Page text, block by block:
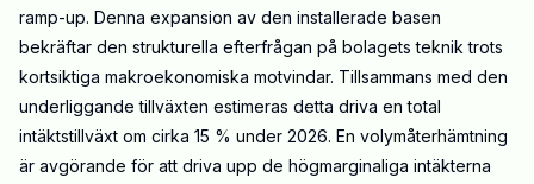
ramp-up. Denna expansion av den installerade basen
bekräftar den strukturella efterfrågan på bolagets teknik trots
kortsiktiga makroekonomiska motvindar. Tillsammans med den
underliggande tillväxten estimeras detta driva en total
intäktstillväxt om cirka 15 % under 2026. En volymåterhämtning
är avgörande för att driva upp de högmarginaliga intäkterna